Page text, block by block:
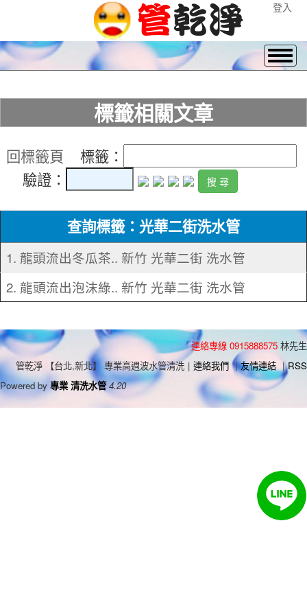
登入
標籤相關文章
回標籤頁 標籤：
驗證：
查詢標籤：光華二街洗水管
1. 龍頭流出冬瓜茶.. 新竹 光華二街 洗水管
2. 龍頭流出泡沫綠.. 新竹 光華二街 洗水管
連絡專線 0915888575 林先生
管乾淨 【台北,新北】 專業高週波水管清洗 | 連絡我們 | 友情連結 | RSS
Powered by 專業 清洗水管 4.20